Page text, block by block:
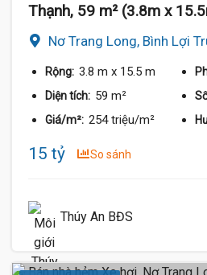
Thạnh, 59 m² (3.8m x
Nơ Trang Long, Bình Lợi
Rộng: 3.8 m x 15.5 m
Diện tích: 59 m²
Giá/m²: 254 triệu/m²
15 tỷ So sánh
Thúy An BĐS